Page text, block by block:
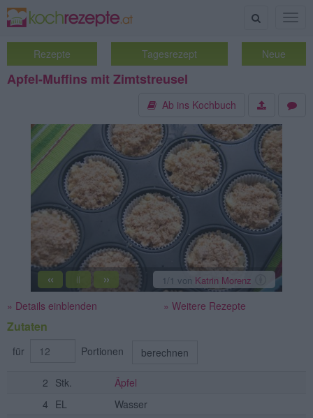
Suche
Rezepte Tagesrezept Neue
Apfel-Muffins mit Zimtstreusel
Ab ins Kochbuch
« || » 1 /1 von Katrin Morenz
» Details einblenden » Weitere Rezepte
Zutaten
für Portionen berechnen
2 Stk.
Äpfel
4 EL
Wasser